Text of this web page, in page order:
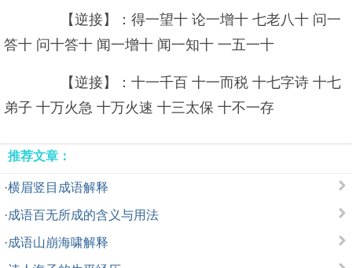
【逆接】：得一望十 论一增十 七老八十 问一
答十 问十答十 闻一增十 闻一知十 一五一十
【逆接】：十一千百 十一而税 十七字诗 十七
弟子 十万火急 十万火速 十三太保 十不一存
推荐文章：
·横眉竖目成语解释
·成语百无所成的含义与用法
·成语山崩海啸解释